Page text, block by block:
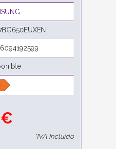
*IVA Incluido